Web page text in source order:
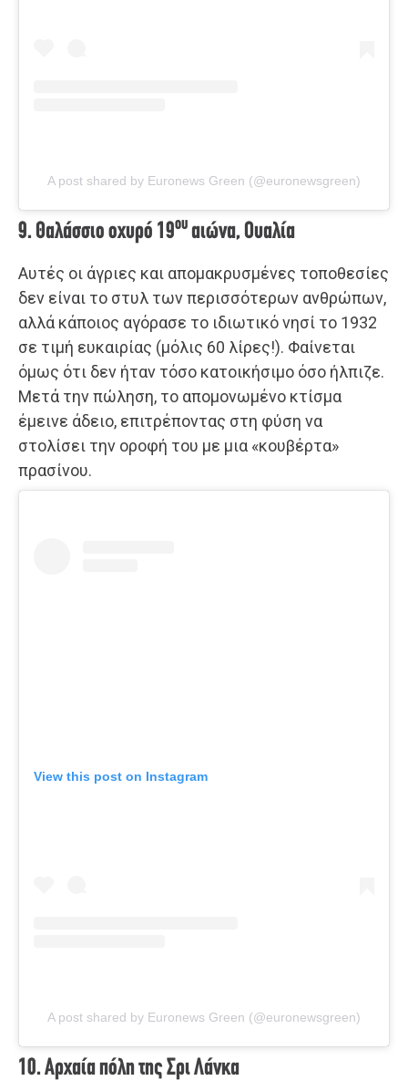
A post shared by Euronews Green (@euronewsgreen)
9. Θαλάσσιο οχυρό 19ου αιώνα, Ουαλία
Αυτές οι άγριες και απομακρυσμένες τοποθεσίες
δεν είναι το στυλ των περισσότερων ανθρώπων,
αλλά κάποιος αγόρασε το ιδιωτικό νησί το 1932
σε τιμή ευκαιρίας (μόλις 60 λίρες!). Φαίνεται
όμως ότι δεν ήταν τόσο κατοικήσιμο όσο ήλπιζε.
Μετά την πώληση, το απομονωμένο κτίσμα
έμεινε άδειο, επιτρέποντας στη φύση να
στολίσει την οροφή του με μια «κουβέρτα»
πρασίνου.
View this post on Instagram
A post shared by Euronews Green (@euronewsgreen)
10. Αρχαία πόλη της Σρι Λάνκα